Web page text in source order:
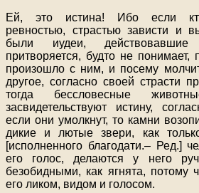
Ей, это истина! Ибо если
ревностью, страстью зависти и
были иудеи, действовавшие
притворяется, будто не понимает,
произошло с ним, и посему
другое, согласно своей страсти
тогда бессловесные
засвидетельствуют истину,
если они умолкнут, то камни
дикие и лютые звери, как
[исполненного благодати.– Ред.]
его голос, делаются у него
безобидными, как ягнята, потому
его ликом, видом и голосом.